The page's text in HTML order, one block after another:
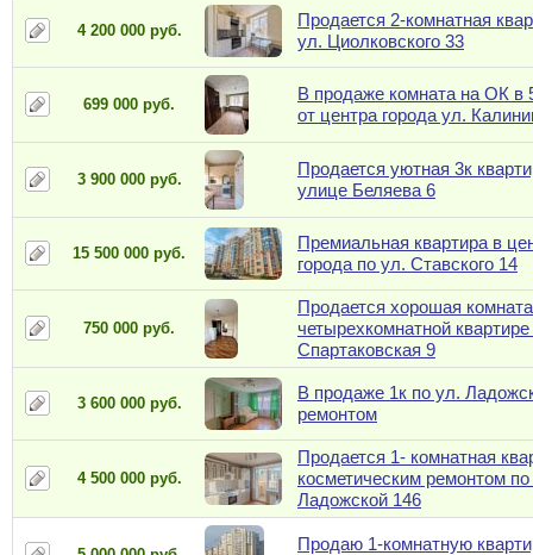
4 200 000 руб.
Продается 2-комнатная
ул. Циолковского 33
699 000 руб.
В продаже комната на ОК в
от центра города ул.
3 900 000 руб.
Продается уютная 3к
улице Беляева 6
15 500 000 руб.
Премиальная квартира в
города по ул. Ставского 14
750 000 руб.
Продается хорошая
четырехкомнатной
Спартаковская 9
3 600 000 руб.
В продаже 1к по ул.
ремонтом
4 500 000 руб.
Продается 1- комнатная
косметическим ремонтом
Ладожской 146
Продаю 1-комнатную